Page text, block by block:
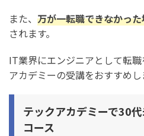
また、 万が一転職できなかっ
されます。
IT業界にエンジニアとして転
アカデミーの受講をおすすめし
テックアカデミーで30
コース